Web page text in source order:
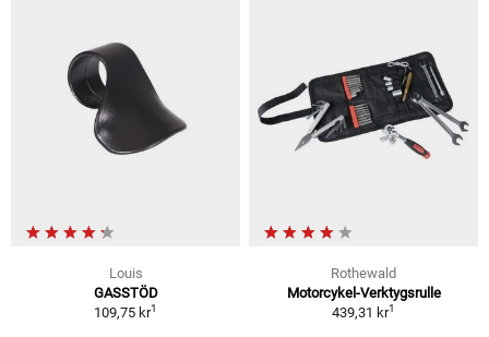
Louis
GASSTÖD
109,75 kr1
Rothewald
Motorcykel-Verktygsrulle
439,31 kr1